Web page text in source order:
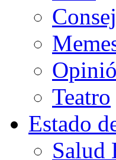
Teatro
Estado
Salud